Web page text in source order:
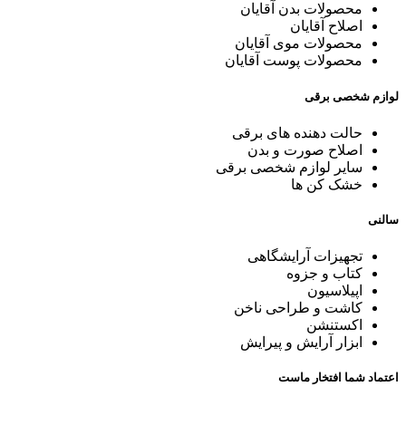
محصولات بدن آقایان
اصلاح آقایان
محصولات موی آقایان
محصولات پوست آقایان
لوازم شخصی برقی
حالت دهنده های برقی
اصلاح صورت و بدن
سایر لوازم شخصی برقی
خشک کن ها
سالنی
تجهیزات آرایشگاهی
کتاب و جزوه
اپیلاسیون
کاشت و طراحی ناخن
اکستنشن
ابزار آرایش و پیرایش
اعتماد شما افتخار ماست